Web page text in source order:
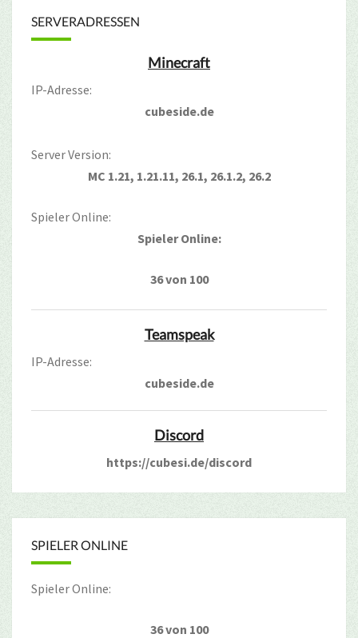
SERVERADRESSEN
Minecraft
IP-Adresse:
cubeside.de
Server Version:
MC 1.21, 1.21.11, 26.1, 26.1.2, 26.2
Spieler Online:
Spieler Online:
36 von 100
Teamspeak
IP-Adresse:
cubeside.de
Discord
https://cubesi.de/discord
SPIELER ONLINE
Spieler Online:
36 von 100